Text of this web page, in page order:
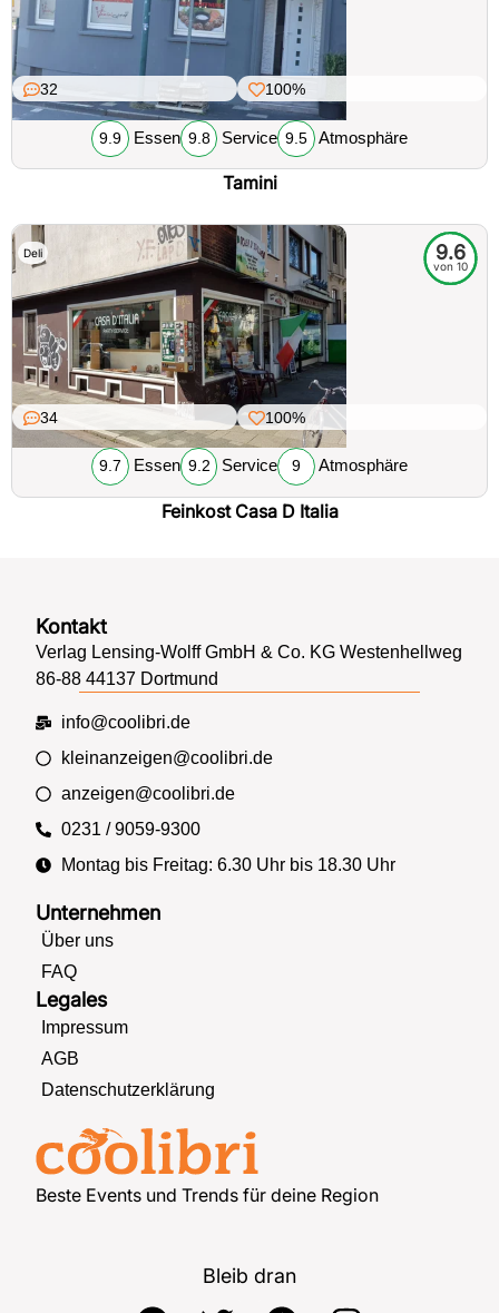
32 100%
9.9 Essen 9.8 Service 9.5 Atmosphäre
Tamini
Deli 9.6
von 10
34 100%
9.7 Essen 9.2 Service 9 Atmosphäre
Feinkost Casa D Italia
Beste Events und Trends für deine Region
Unternehmen
Über uns
FAQ
Legales
Impressum
AGB
Datenschutzerklärung
Kontakt
Verlag Lensing-Wolff GmbH & Co. KG Westenhellweg
86-88 44137 Dortmund
info@coolibri.de
kleinanzeigen@coolibri.de
anzeigen@coolibri.de
0231 / 9059-9300
Montag bis Freitag: 6.30 Uhr bis 18.30 Uhr
Bleib dran
F T P I